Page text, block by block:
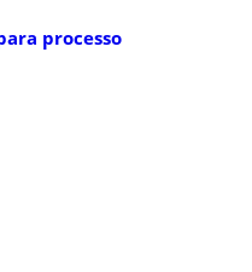
processo